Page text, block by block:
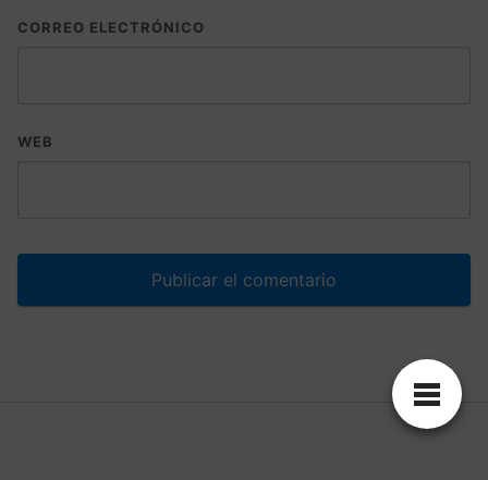
CORREO ELECTRÓNICO
WEB